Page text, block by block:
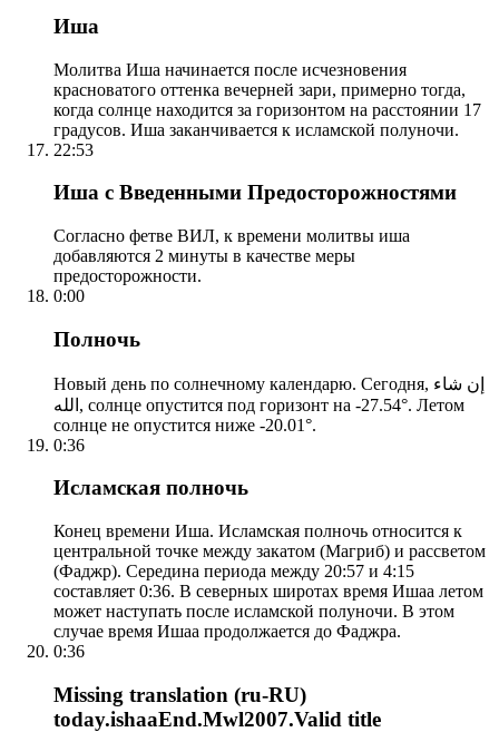
Иша
Молитва Иша начинается после исчезновения
красноватого оттенка вечерней зари, примерно тогда,
когда солнце находится за горизонтом на расстоянии 17
градусов. Иша заканчивается к исламской полуночи.
22:53
Иша с Введенными Предосторожностями
Согласно фетве ВИЛ, к времени молитвы иша
добавляются 2 минуты в качестве меры
предосторожности.
0:00
Полночь
Новый день по солнечному календарю. Сегодня, إن شاء
الله, солнце опустится под горизонт на -27.54°. Летом
солнце не опустится ниже -20.01°.
0:36
Исламская полночь
Конец времени Иша. Исламская полночь относится к
центральной точке между закатом (Магриб) и рассветом
(Фаджр). Середина периода между 20:57 и 4:15
составляет 0:36. В северных широтах время Ишаа летом
может наступать после исламской полуночи. В этом
случае время Ишаа продолжается до Фаджра.
0:36
Missing translation (ru-RU)
today.ishaaEnd.Mwl2007.Valid title